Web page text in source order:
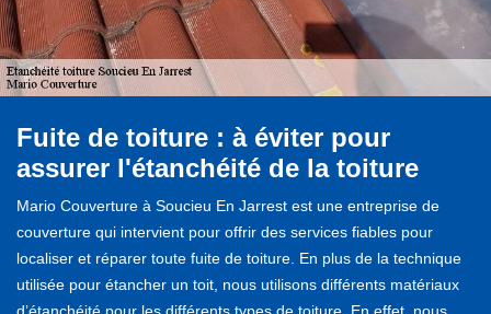
Fuite de toiture : à éviter pour
assurer l'étanchéité de la toiture
Mario Couverture à Soucieu En Jarrest est une entreprise de
couverture qui intervient pour offrir des services fiables pour
localiser et réparer toute fuite de toiture. En plus de la technique
utilisée pour étancher un toit, nous utilisons différents matériaux
d’étanchéité pour les différents types de toiture. En effet, nous